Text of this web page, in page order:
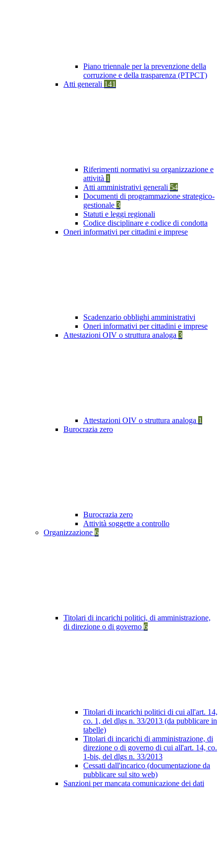
Piano triennale per la prevenzione della
corruzione e della trasparenza (PTPCT)
Atti generali 141
Riferimenti normativi su organizzazione e
attività 1
Atti amministrativi generali 54
Documenti di programmazione strategico-
gestionale 3
Statuti e leggi regionali
Codice disciplinare e codice di condotta
Oneri informativi per cittadini e imprese
Scadenzario obblighi amministrativi
Oneri informativi per cittadini e imprese
Attestazioni OIV o struttura analoga 3
Attestazioni OIV o struttura analoga 1
Burocrazia zero
Burocrazia zero
Attività soggette a controllo
Organizzazione 6
Titolari di incarichi politici, di amministrazione,
di direzione o di governo 6
Titolari di incarichi politici di cui all'art. 14,
co. 1, del dlgs n. 33/2013 (da pubblicare in
tabelle)
Titolari di incarichi di amministrazione, di
direzione o di governo di cui all'art. 14, co.
1-bis, del dlgs n. 33/2013
Cessati dall'incarico (documentazione da
pubblicare sul sito web)
Sanzioni per mancata comunicazione dei dati